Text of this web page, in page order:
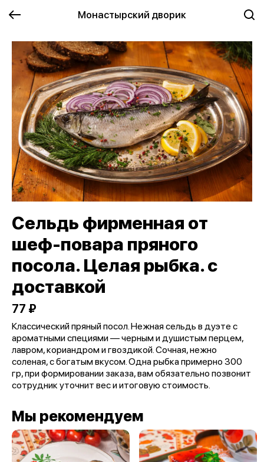
Монастырский дворик
Сельдь фирменная от
шеф-повара пряного
посола. Целая рыбка. с
доставкой
77 ₽
Классический пряный посол. Нежная сельдь в дуэте с
ароматными специями — черным и душистым перцем,
лавром, кориандром и гвоздикой. Сочная, нежно
соленая, с богатым вкусом. Одна рыбка примерно 300
гр, при формировании заказа, вам обязательно позвонит
сотрудник уточнит вес и итоговую стоимость.
Мы рекомендуем